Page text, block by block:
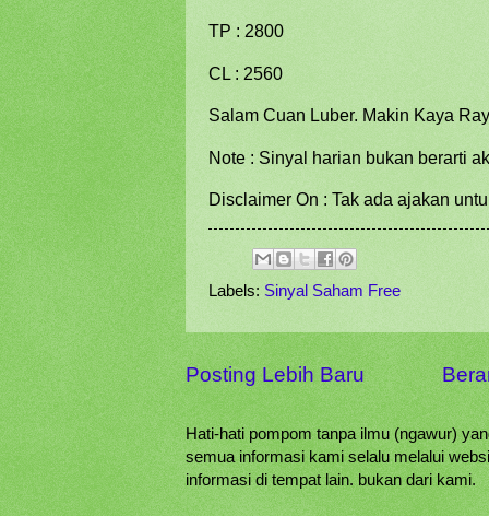
TP : 2800
CL : 2560
Salam Cuan Luber. Makin Kaya
Note : Sinyal harian bukan berarti
Disclaimer On : Tak ada ajakan
Labels: Sinyal Saham Free
Posting Lebih Baru
Hati-hati pompom tanpa ilmu (ngawur)
semua informasi kami selalu melalui
informasi di tempat lain. bukan dari kami.